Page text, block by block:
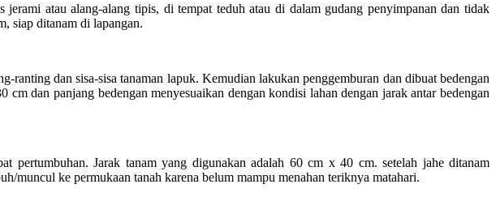
atau alang-alang tipis, di tempat teduh atau di dalam gudang penyimpanan dan tidak
siap ditanam di lapangan.
dan sisa-sisa tanaman lapuk. Kemudian lakukan penggemburan dan dibuat bedengan
dan panjang bedengan menyesuaikan dengan kondisi lahan dengan jarak antar bedengan
pertumbuhan. Jarak tanam yang digunakan adalah 60 cm x 40 cm. setelah jahe ditanam
muncul ke permukaan tanah karena belum mampu menahan teriknya matahari.